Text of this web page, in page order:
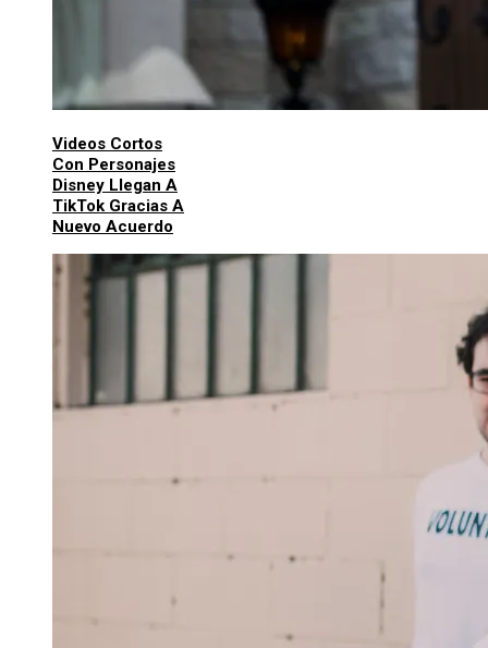
Videos Cortos
Con Personajes
Disney Llegan A
TikTok Gracias A
Nuevo Acuerdo